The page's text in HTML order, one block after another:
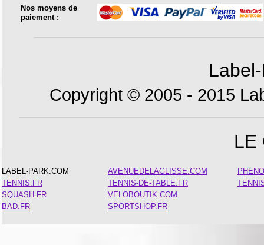
Nos moyens de
paiement :
Copyright © 2005 - 2015
LE
LABEL-PARK.COM
TENNIS.FR
SQUASH.FR
BAD.FR
AVENUEDELAGLISSE.COM
TENNIS-DE-TABLE.FR
VELOBOUTIK.COM
SPORTSHOP.FR